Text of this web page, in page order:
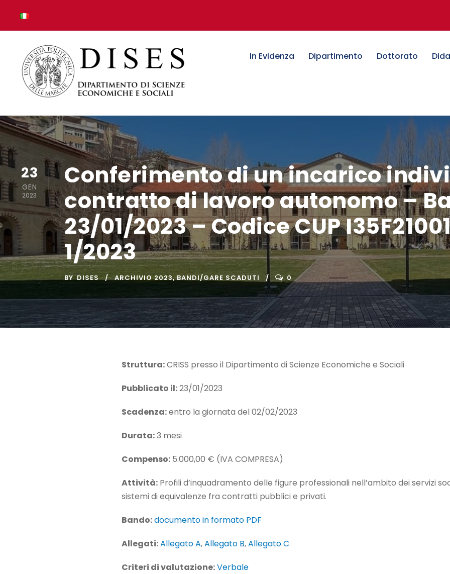
In Evidenza Dipartimento Dottorato
23
GEN
2023
Conferimento di un incarico
contratto di lavoro autonomo –
23/01/2023 – Codice CUP
1/2023
BY DISES ARCHIVIO 2023, BANDI/GARE SCADUTI 0
Struttura:CRISS presso il Dipartimento di Scienze Economiche e Sociali
Pubblicato il:23/01/2023
Scadenza:entro la giornata del 02/02/2023
Durata:3 mesi
Compenso: 5.000,00 € (IVA COMPRESA)
Attività: Profili d’inquadramento delle figure professionali nell’ambito dei servizi
sistemi di equivalenze fra contratti pubblici e privati.
Bando:documento in formato PDF
Allegati:Allegato A,Allegato B,Allegato C
Criteri di valutazione:Verbale